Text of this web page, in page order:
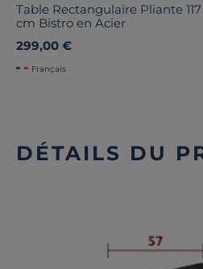
Table Rectangulaire Pliante 117
cm Bistro en Acier
299,00 €
Français
DÉTAILS DU